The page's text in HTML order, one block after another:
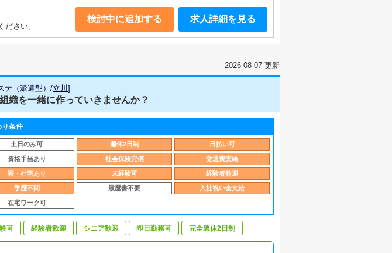
さい。
検討中に追加する 求人詳細を見る
2026-08-07 更新
テ（派遣型） /立川 ]
織を一緒に作っていきませんか？
り条件
土日のみ可 週休2日制 日払い可
資格手当あり 社会保険完備 交通費支給
寮・社宅あり 未経験可 経験者歓迎
学歴不問 履歴書不要 入社祝い金支給
在宅ワーク可
可 経験者歓迎 シニア歓迎 即日勤務可 完全週休2日制